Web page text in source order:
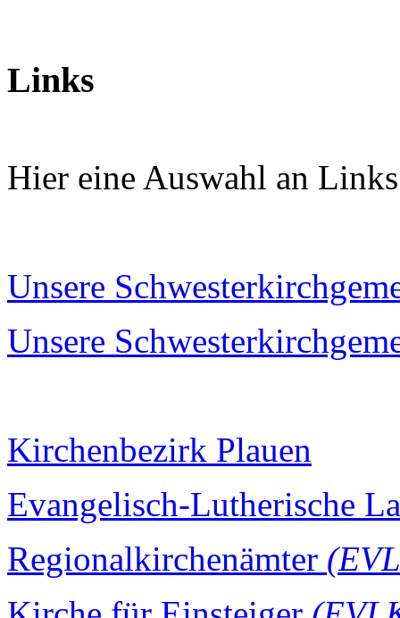
Links
Hier eine Auswahl an
Unsere
Unsere
Kirchenbezirk Plauen
Evangelisch-Lutherische
Regionalkirchenämter